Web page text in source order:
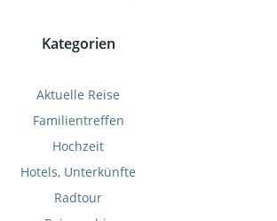
Kategorien
Aktuelle Reise
Familientreffen
Hochzeit
Hotels, Unterkünfte
Radtour